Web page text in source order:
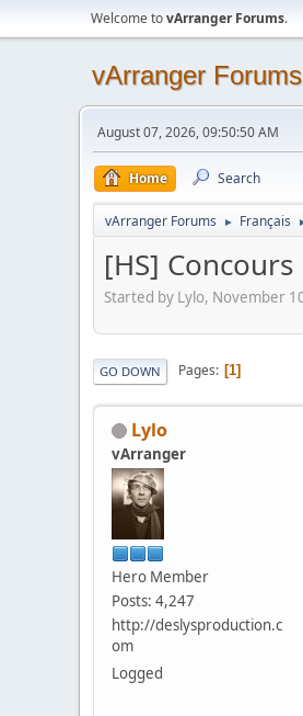
Welcome tovArranger Forums.
vArranger Forums
August 07, 2026, 09:50:50 AM
Home Search
vArranger Forums ► Français
[HS]
Started by Lylo, November
GO DOWN Pages 1
Lylo
vArranger
Hero Member
Posts: 4,247
http://deslysproduction.c
om
Logged